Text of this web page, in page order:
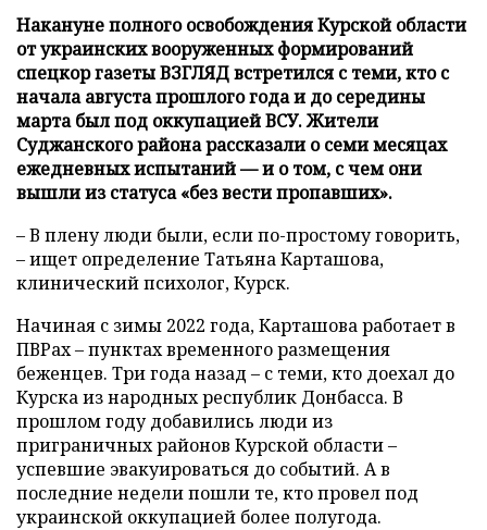
Накануне полного освобождения Курской области
от украинских вооруженных формирований
спецкор газеты ВЗГЛЯД встретился с теми, кто с
начала августа прошлого года и до середины
марта был под оккупацией ВСУ. Жители
Суджанского района рассказали о семи месяцах
ежедневных испытаний — и о том, с чем они
вышли из статуса «без вести пропавших».
– В плену люди были, если по-простому говорить,
– ищет определение Татьяна Карташова,
клинический психолог, Курск.
Начиная с зимы 2022 года, Карташова работает в
ПВРах – пунктах временного размещения
беженцев. Три года назад – с теми, кто доехал до
Курска из народных республик Донбасса. В
прошлом году добавились люди из
приграничных районов Курской области –
успевшие эвакуироваться до событий. А в
последние недели пошли те, кто провел под
украинской оккупацией более полугода.